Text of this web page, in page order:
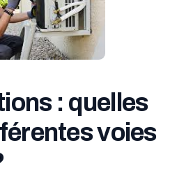
: quelles
voies